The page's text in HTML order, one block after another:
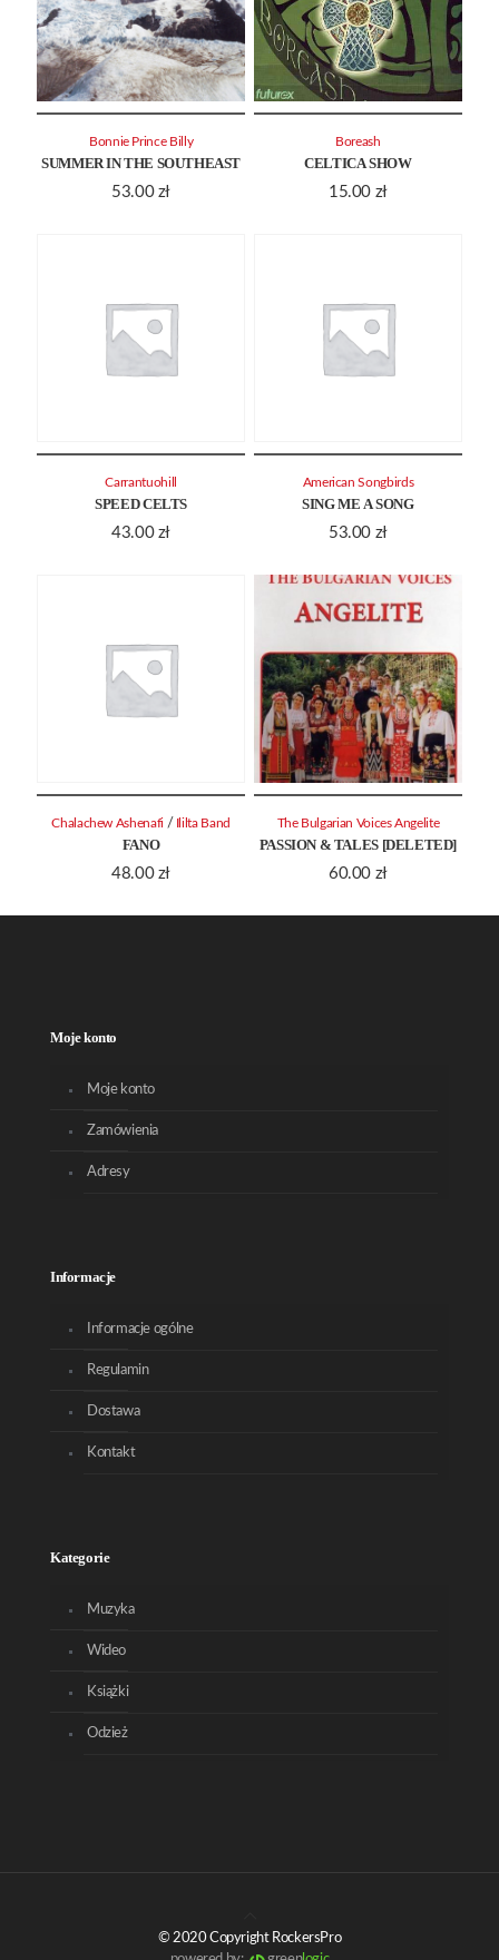
SUMMER IN THE SOUTHEAST
53.00 zł
Bonnie Prince Billy
CELTICA SHOW
15.00 zł
Boreash
SPEED CELTS
43.00 zł
Carrantuohill
SING ME A SONG
53.00 zł
American Songbirds
FANO
48.00 zł
Chalachew Ashenafi / Ililta Band
PASSION & TALES [DELETED]
60.00 zł
The Bulgarian Voices Angelite
Moje konto
Moje konto
Zamówienia
Adresy
Informacje
Informacje ogólne
Regulamin
Dostawa
Kontakt
Kategorie
Muzyka
Wideo
Książki
Odzież
© 2020 Copyright RockersPro